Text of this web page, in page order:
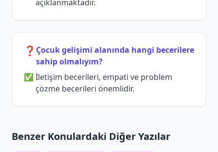
açıklanmaktadır.
❓ Çocuk gelişimi alanında hangi becerilere
sahip olmalıyım?
İletişim becerileri, empati ve problem
çözme becerileri önemlidir.
Benzer Konulardaki Diğer Yazılar